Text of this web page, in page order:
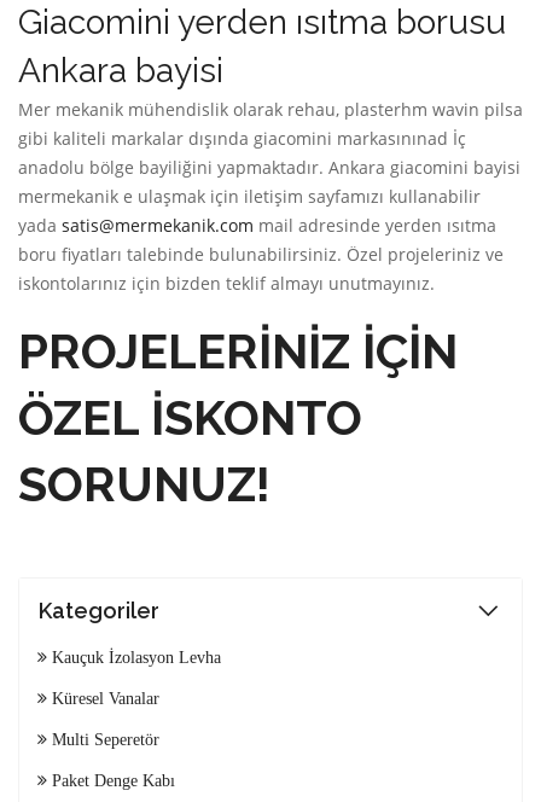
Giacomini yerden ısıtma borusu
Ankara bayisi
Mer mekanik mühendislik olarak rehau, plasterhm wavin pilsa
gibi kaliteli markalar dışında giacomini markasınınad İç
anadolu bölge bayiliğini yapmaktadır. Ankara giacomini bayisi
mermekanik e ulaşmak için iletişim sayfamızı kullanabilir
yada satis@mermekanik.com mail adresinde yerden ısıtma
boru fiyatları talebinde bulunabilirsiniz. Özel projeleriniz ve
iskontolarınız için bizden teklif almayı unutmayınız.
PROJELERİNİZ İÇİN
ÖZEL İSKONTO
SORUNUZ!
Kategoriler
Kauçuk İzolasyon Levha
Küresel Vanalar
Multi Seperetör
Paket Denge Kabı